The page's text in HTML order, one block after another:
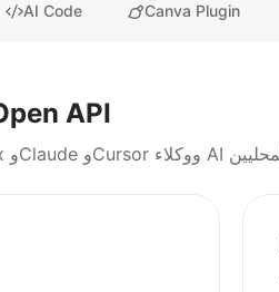
AI Code Canva Plugin
API